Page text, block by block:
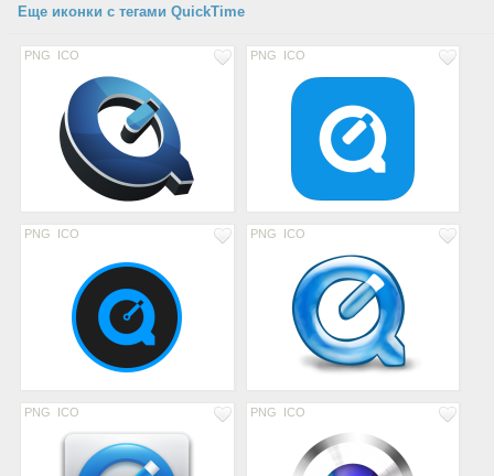
Еще иконки с тегами QuickTime
PNG ICO PNG ICO
PNG ICO PNG ICO
PNG ICO PNG ICO